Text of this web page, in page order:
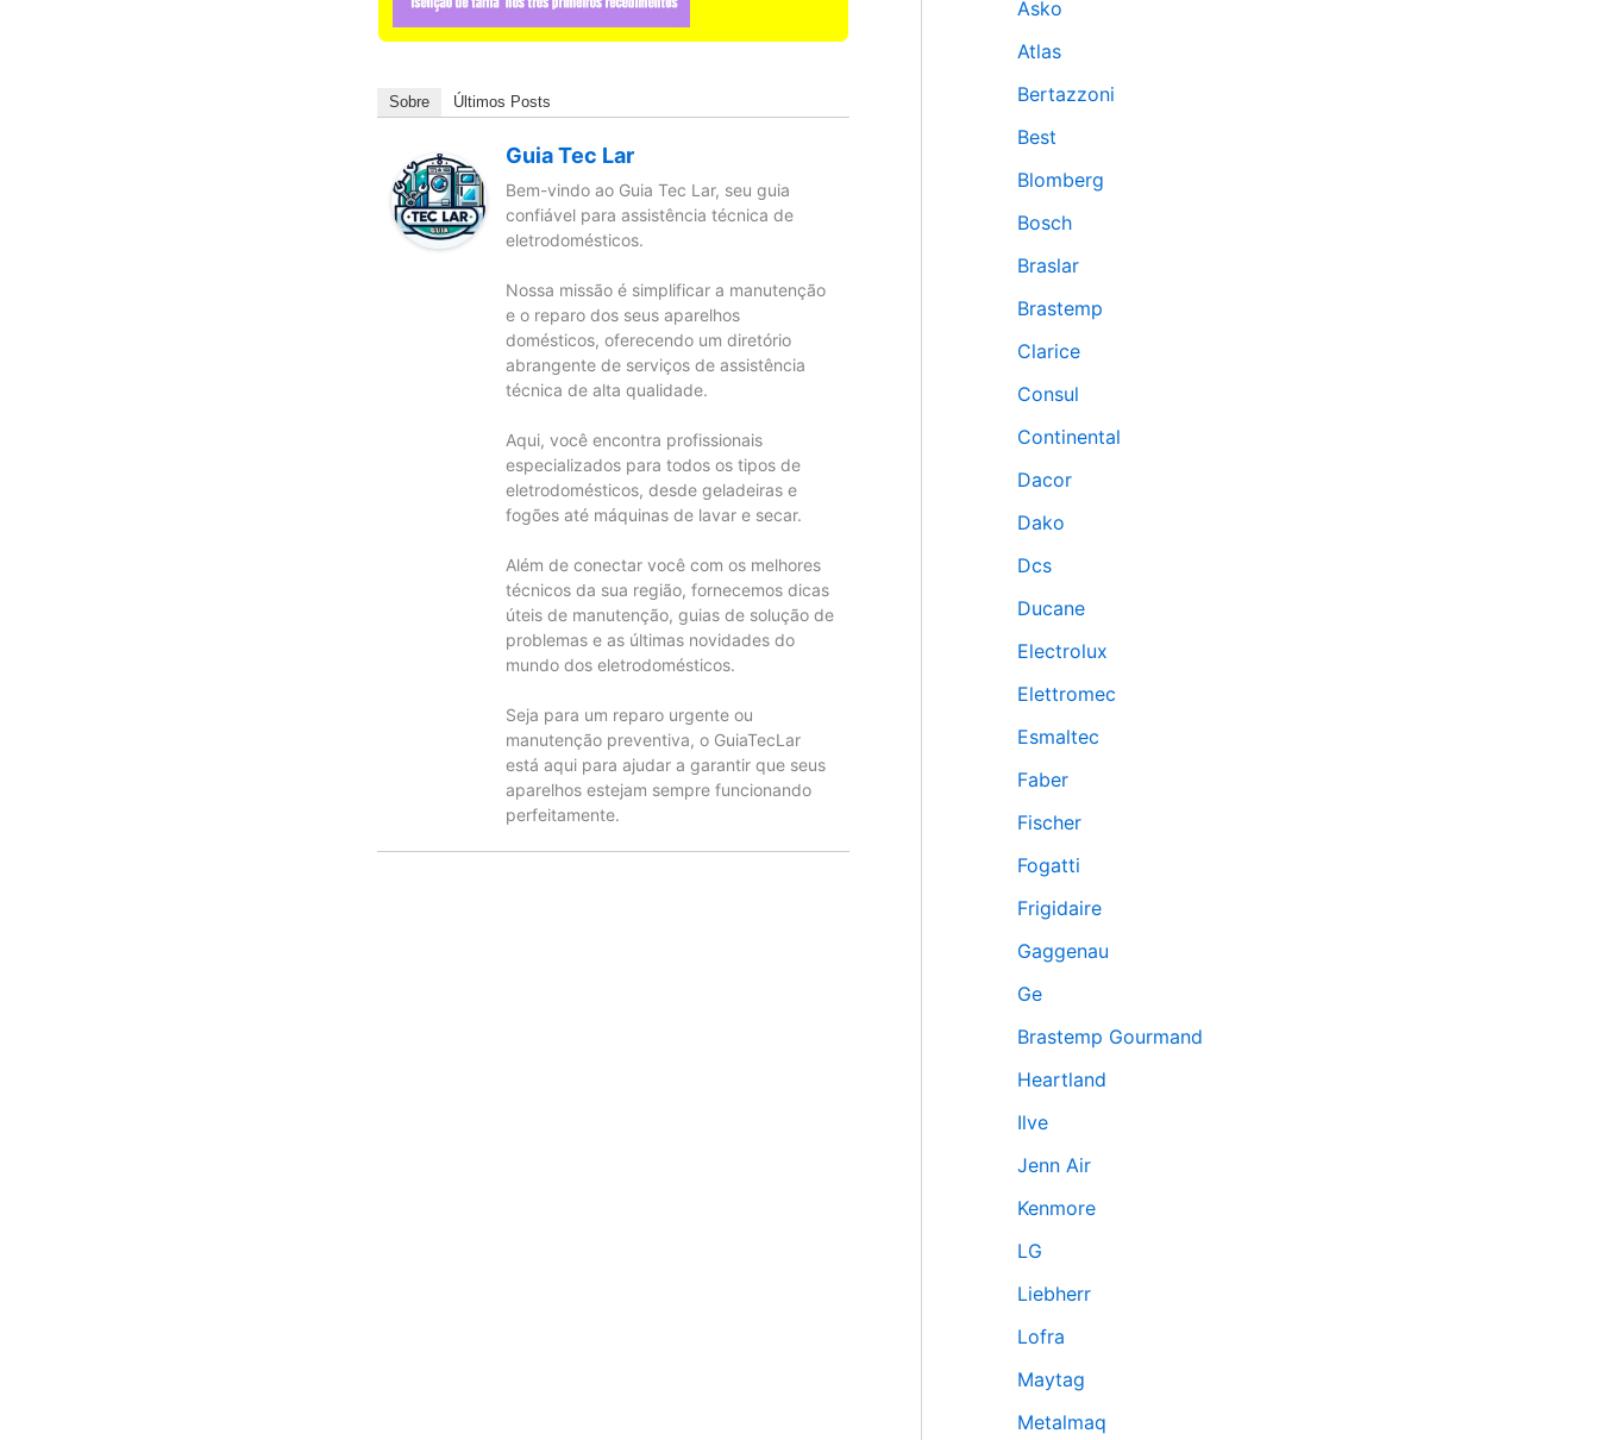
Sobre Últimos Posts
Guia Tec Lar
Bem-vindo ao Guia Tec Lar, seu guia
confiável para assistência técnica de
eletrodomésticos.
Nossa missão é simplificar a manutenção
e o reparo dos seus aparelhos
domésticos, oferecendo um diretório
abrangente de serviços de assistência
técnica de alta qualidade.
Aqui, você encontra profissionais
especializados para todos os tipos de
eletrodomésticos, desde geladeiras e
fogões até máquinas de lavar e secar.
Além de conectar você com os melhores
técnicos da sua região, fornecemos dicas
úteis de manutenção, guias de solução de
problemas e as últimas novidades do
mundo dos eletrodomésticos.
Seja para um reparo urgente ou
manutenção preventiva, o GuiaTecLar
está aqui para ajudar a garantir que seus
aparelhos estejam sempre funcionando
perfeitamente.
Asko
Atlas
Bertazzoni
Best
Blomberg
Bosch
Braslar
Brastemp
Clarice
Consul
Continental
Dacor
Dako
Dcs
Ducane
Electrolux
Elettromec
Esmaltec
Faber
Fischer
Fogatti
Frigidaire
Gaggenau
Ge
Brastemp Gourmand
Heartland
Ilve
Jenn Air
Kenmore
LG
Liebherr
Lofra
Maytag
Metalmaq